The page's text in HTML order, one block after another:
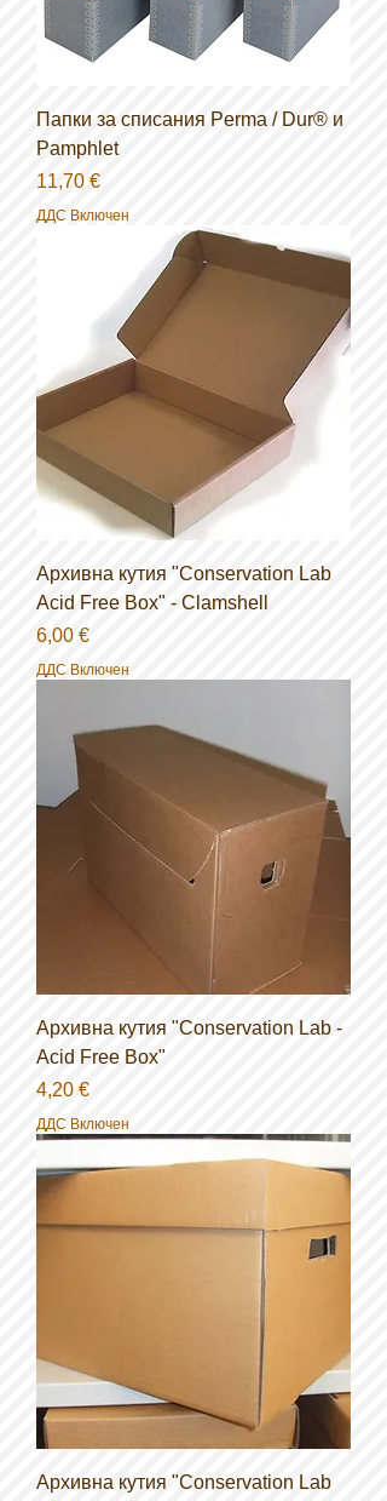
Папки за списания Perma / Dur® и
Pamphlet
Цена
11,70 €
ДДС Включен
Архивна кутия "Conservation Lab
Acid Free Box" - Clamshell
Цена
6,00 €
ДДС Включен
Архивна кутия "Conservation Lab -
Acid Free Box"
Цена
4,20 €
ДДС Включен
Архивна кутия "Conservation Lab